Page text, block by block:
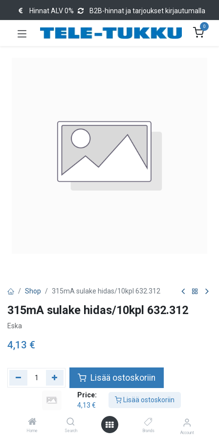
Price:
4,13 €
Lisää ostoskoriin
Home Search Brands Account
Hinnat ALV 0% B2B-hinnat ja tarjoukset kirjautumalla
0
Shop 315mA sulake hidas/10kpl 632.312
315mA sulake hidas/10kpl 632.312
Eska
4,13 €
Lisää ostoskoriin
Lisää toivelistalle